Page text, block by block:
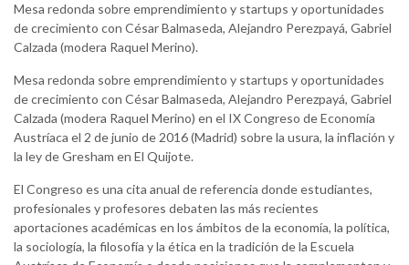
Mesa redonda sobre emprendimiento y startups y oportunidades
de crecimiento con César Balmaseda, Alejandro Perezpayá, Gabriel
Calzada (modera Raquel Merino).
Mesa redonda sobre emprendimiento y startups y oportunidades
de crecimiento con César Balmaseda, Alejandro Perezpayá, Gabriel
Calzada (modera Raquel Merino) en el IX Congreso de Economía
Austríaca el 2 de junio de 2016 (Madrid) sobre la usura, la inflación y
la ley de Gresham en El Quijote.
El Congreso es una cita anual de referencia donde estudiantes,
profesionales y profesores debaten las más recientes
aportaciones académicas en los ámbitos de la economía, la política,
la sociología, la filosofía y la ética en la tradición de la Escuela